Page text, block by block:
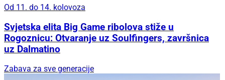
Od 11. do 14. kolovoza
Svjetska elita Big Game ribolova stiže u
Rogoznicu: Otvaranje uz Soulfingers, završnica
uz Dalmatino
Zabava za sve generacije